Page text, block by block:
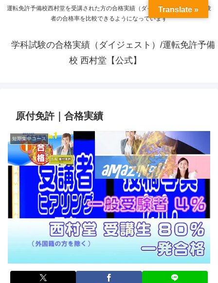
運転免許予備校西村堂を受講された方の合格実績（ダイジェスト）と一般受験
者の合格率を比較できるようになっています
学科試験の合格実績（ダイジェスト）/運転免許予備
校 西村堂【公式】
原付免許｜合格実績
短期集中コース
Translate »